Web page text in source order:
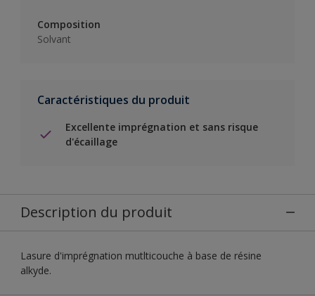
Composition
Solvant
Caractéristiques du produit
Excellente imprégnation et sans risque
d'écaillage
Description du produit
Lasure d'imprégnation mutlticouche à base de résine
alkyde.